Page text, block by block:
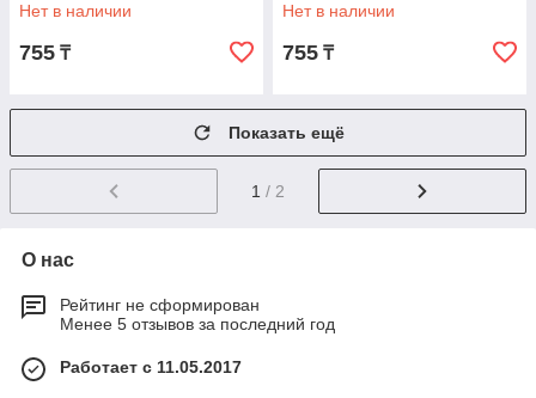
Нет в наличии
755 ₸
Нет в наличии
755 ₸
Показать ещё
1 / 2
О нас
Рейтинг не сформирован
Менее 5 отзывов за последний год
Работает с 11.05.2017